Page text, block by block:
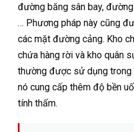
đường băng sân bay,
… Phương pháp này cũng
các mặt đường cảng. Kho
chứa hàng rời và kho quân
thường được sử dụng
nó cung cấp thêm độ bền
tính thấm.